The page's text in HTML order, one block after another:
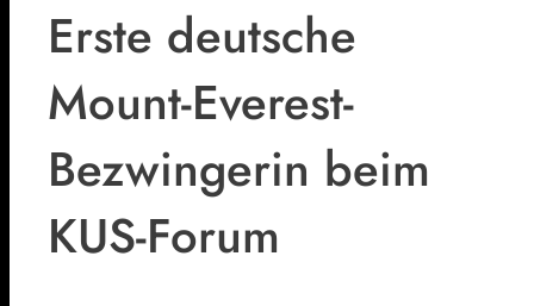
Erste deutsche
Mount-Everest-
Bezwingerin beim
KUS-Forum